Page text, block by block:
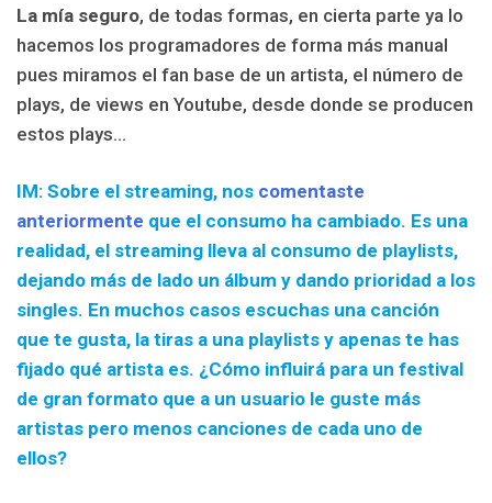
La mía seguro, de todas formas, en cierta parte ya lo
hacemos los programadores de forma más manual
pues miramos el fan base de un artista, el número de
plays, de views en Youtube, desde donde se producen
estos plays…
IM: Sobre el streaming, nos comentaste
anteriormente que el consumo ha cambiado. Es una
realidad, el streaming lleva al consumo de playlists,
dejando más de lado un álbum y dando prioridad a los
singles. En muchos casos escuchas una canción
que te gusta, la tiras a una playlists y apenas te has
fijado qué artista es. ¿Cómo influirá para un festival
de gran formato que a un usuario le guste más
artistas pero menos canciones de cada uno de
ellos?